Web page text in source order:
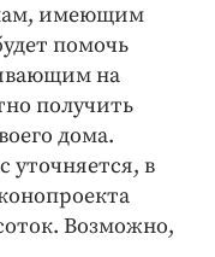
имеющим
помочь
на
получить
дома.
уточняется, в
Возможно,